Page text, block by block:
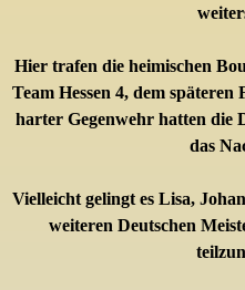
Hier trafen die heimischen
Team Hessen 4, dem
harter Gegenwehr hatten die
das
Vielleicht gelingt es Lisa,
weiteren Deutschen